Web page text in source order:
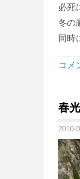
必死
冬の
同時
コメ
春光
2010-